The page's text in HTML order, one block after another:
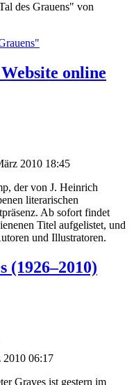
des Grauens" von
online
2010 18:45
der von J. Heinrich
literarischen
Ab sofort findet
Titel aufgelistet, und
und Illustratoren.
(1926–2010)
06:17
Graves ist gestern im